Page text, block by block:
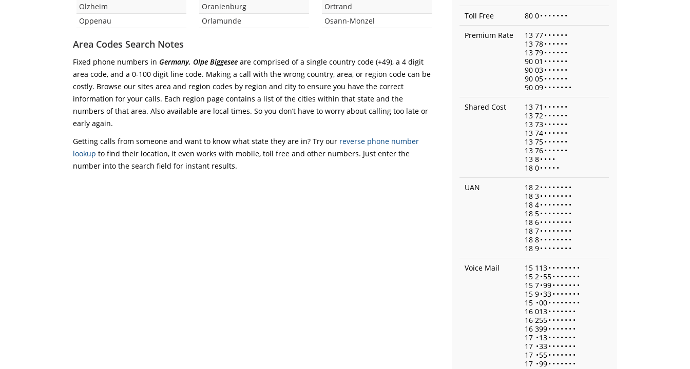
Olzheim
Oppenau
Oranienburg
Orlamunde
Ortrand
Osann-Monzel
Area Codes Search Notes
Fixed phone numbers in Germany, Olpe Biggesee are comprised of a single country code (+49), a 4 digit
area code, and a 0-100 digit line code. Making a call with the wrong country, area, or region code can be
costly. Browse our sites area and region codes by region and city to ensure you have the correct
information for your calls. Each region page contains a list of the cities within that state and the
numbers of that area. Also available are local times. So you don’t have to worry about calling too late or
early again.
Getting calls from someone and want to know what state they are in? Try our reverse phone number
lookup to find their location, it even works with mobile, toll free and other numbers. Just enter the
number into the search field for instant results.
Toll Free
80 0• • • • • • •
Premium Rate
13 77• • • • • •
13 78• • • • • •
13 79• • • • • •
90 01 • • • • • •
90 03• • • • • •
90 05• • • • • •
90 09• • • • • • •
Shared Cost
13 71 • • • • • •
13 72• • • • • •
13 73• • • • • •
13 74• • • • • •
13 75• • • • • •
13 76• • • • • •
13 8• • • •
18 0• • • • •
UAN
18 2• • • • • • • •
18 3• • • • • • • •
18 4• • • • • • • •
18 5• • • • • • • •
18 6• • • • • • • •
18 7• • • • • • • •
18 8• • • • • • • •
18 9• • • • • • • •
Voice Mail
15 113• • • • • • • •
15 2•55• • • • • • •
15 7•99• • • • • • •
15 9•33• • • • • • •
15 •00• • • • • • • •
16 013• • • • • • •
16 255• • • • • • •
16 399• • • • • • •
17 •13• • • • • • •
17 •33• • • • • • •
17 •55• • • • • • •
17 •99• • • • • • •